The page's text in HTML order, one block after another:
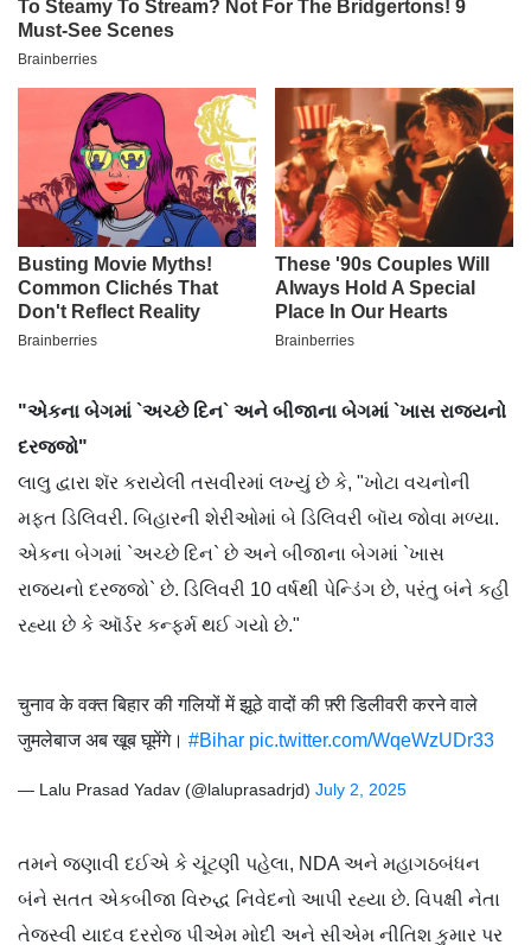
"એકના બેગમાં `અચ્છે દિન` અને બીજાના બેગમાં `ખાસ રાજ્યનો
દરજ્જો"
લાલુ દ્વારા શૅર કરાયેલી તસવીરમાં લખ્યું છે કે, "ખોટા વચનોની
મફત ડિલિવરી. બિહારની શેરીઓમાં બે ડિલિવરી બૉય જોવા મળ્યા.
એકના બેગમાં `અચ્છે દિન` છે અને બીજાના બેગમાં `ખાસ
રાજ્યનો દરજ્જો` છે. ડિલિવરી 10 વર્ષથી પેન્ડિંગ છે, પરંતુ બંને કહી
રહ્યા છે કે ઑર્ડર કન્ફર્મ થઈ ગયો છે."
चुनाव के वक्त बिहार की गलियों में झूठे वादों की फ़्री डिलीवरी करने वाले
जुमलेबाज अब खूब घूमेंगे। #Bihar pic.twitter.com/WqeWzUDr33
— Lalu Prasad Yadav (@laluprasadrjd) July 2, 2025
તમને જણાવી દઈએ કે ચૂંટણી પહેલા, NDA અને મહાગઠબંધન
બંને સતત એકબીજા વિરુદ્ધ નિવેદનો આપી રહ્યા છે. વિપક્ષી નેતા
તેજસ્વી યાદવ દરરોજ પીએમ મોદી અને સીએમ નીતિશ કુમાર પર